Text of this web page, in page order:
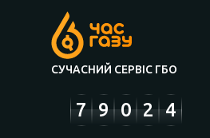
СУЧАСНИЙ СЕРВІС ГБО
7 9 0 2 4